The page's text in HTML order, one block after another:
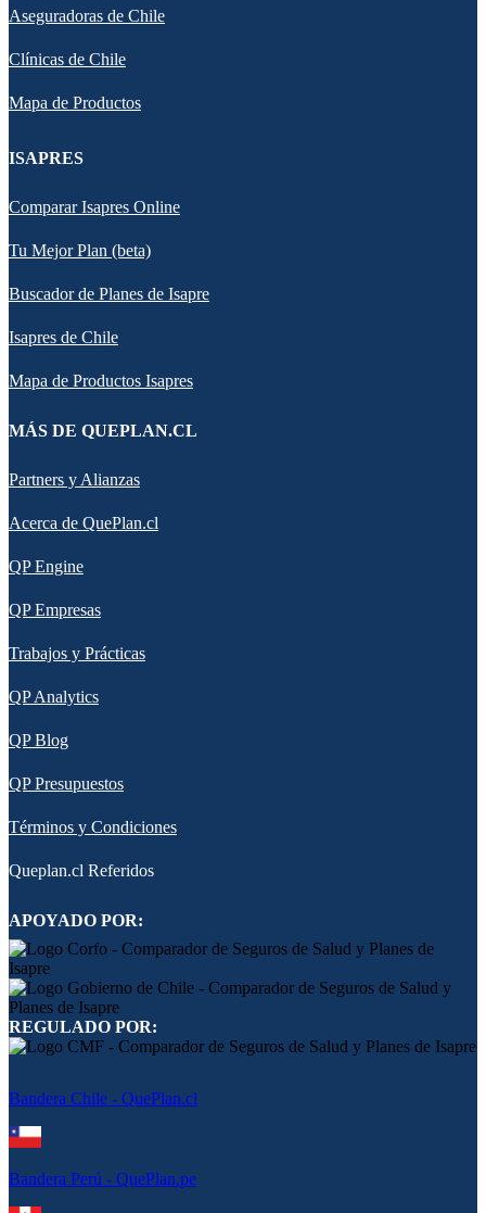
Aseguradoras de Chile
Clínicas de Chile
Mapa de Productos
ISAPRES
Comparar Isapres Online
Tu Mejor Plan (beta)
Buscador de Planes de Isapre
Isapres de Chile
Mapa de Productos Isapres
MÁS DE QUEPLAN.CL
Partners y Alianzas
Acerca de QuePlan.cl
QP Engine
QP Empresas
Trabajos y Prácticas
QP Analytics
QP Blog
QP Presupuestos
Términos y Condiciones
Queplan.cl Referidos
APOYADO POR:
REGULADO POR:
Bandera Chile - QuePlan.cl
Bandera Perú - QuePlan.pe